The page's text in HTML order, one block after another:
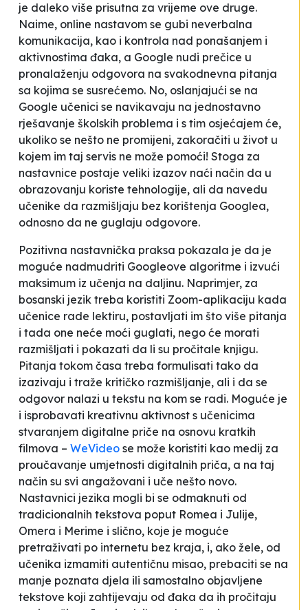
je daleko više prisutna za vrijeme ove druge.
Naime, online nastavom se gubi neverbalna
komunikacija, kao i kontrola nad ponašanjem i
aktivnostima đaka, a Google nudi prečice u
pronalaženju odgovora na svakodnevna pitanja
sa kojima se susrećemo. No, oslanjajući se na
Google učenici se navikavaju na jednostavno
rješavanje školskih problema i s tim osjećajem će,
ukoliko se nešto ne promijeni, zakoračiti u život u
kojem im taj servis ne može pomoći! Stoga za
nastavnice postaje veliki izazov naći način da u
obrazovanju koriste tehnologije, ali da navedu
učenike da razmišljaju bez korištenja Googlea,
odnosno da ne guglaju odgovore.
Pozitivna nastavnička praksa pokazala je da je
moguće nadmudriti Googleove algoritme i izvući
maksimum iz učenja na daljinu. Naprimjer, za
bosanski jezik treba koristiti Zoom-aplikaciju kada
učenice rade lektiru, postavljati im što više pitanja
i tada one neće moći guglati, nego će morati
razmišljati i pokazati da li su pročitale knjigu.
Pitanja tokom časa treba formulisati tako da
izazivaju i traže kritičko razmišljanje, ali i da se
odgovor nalazi u tekstu na kom se radi. Moguće je
i isprobavati kreativnu aktivnost s učenicima
stvaranjem digitalne priče na osnovu kratkih
filmova – WeVideo se može koristiti kao medij za
proučavanje umjetnosti digitalnih priča, a na taj
način su svi angažovani i uče nešto novo.
Nastavnici jezika mogli bi se odmaknuti od
tradicionalnih tekstova poput Romea i Julije,
Omera i Merime i slično, koje je moguće
pretraživati po internetu bez kraja, i, ako žele, od
učenika izmamiti autentičnu misao, prebaciti se na
manje poznata djela ili samostalno objavljene
tekstove koji zahtijevaju od đaka da ih pročitaju